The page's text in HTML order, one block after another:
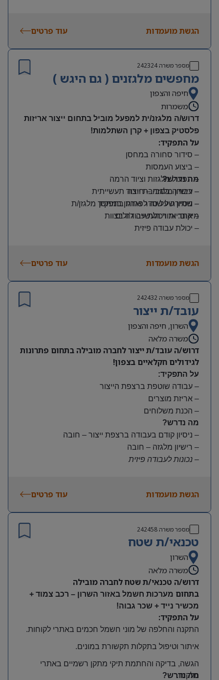
הגשת מועמדות עוד פרטים
מספר משרה242324
מחפשים מלגזנים ( גם היגש )
חיפה והצפון
משמרות
דרוש/ה מלגזנ/ית למפעל מוביל בתחום ייצור אריזות
פלסטיק בצפון + קרן השתלמות!
על התפקיד:
– סידור סחורה במחסן
– ביצוע העמסות
– תפעול מלגזות וציוד הרמה
– עבודה בסביבת ייצור תעשייתית
– שמירה על סדר וארגון במחסן
מה נדרש?
– רישיון מלגזה – חובה
– ניסיון של שנה לפחות בתפקיד מלגזן/ת
– אחריות ויכולת עבודה בצוות
– יכולת עבודה פיזית
משמרות:
שעות נוספות לפי צורך
תנאים:
סיבוס
קרן השתלמות
מיקום: אזור תעשייה ג’וליס
הגשת מועמדות עוד פרטים
מספר משרה 242432
עובד/ת ייצור
השרון, חיפה והצפון
משרה מלאה
דרוש/ה עובד/ת ייצור לחברה מובילה בתחום פתרונות
לגידולים חקלאיים בצפון!
על התפקיד:
– עבודה שוטפת ברצפת הייצור
– אריזת מוצרים
– הכנת משלוחים
מה נדרש?
– ניסיון קודם בעבודה ברצפת ייצור – חובה
– רישיון מלגזה – חובה
– נכונות לעבודה פיזית
משרה מלאה | ימים א-ה | 6:30-15:30
קרן השתלמות ובונוסים
עובד חברה מהיום הראשון
מיקום: חדרה
הגשת מועמדות עוד פרטים
מספר משרה242458
טכנאי/ת שטח
השרון
משרה מלאה
דרוש/ה טכנאי/ת שטח לחברה מובילה
בתחום מערכות חשמל באזור השרון – רכב צמוד +
מכשיר נייד + שכר גבוה!
על התפקיד:
התקנה והחלפה של מוני חשמל חכמים באתרי לקוחות.
איתור וטיפול בתקלות תקשורת במונים.
הגשה, בדיקה והחתמת תיקי מתקן רשמיים באתרי
הלקוח.
מה נדרש?